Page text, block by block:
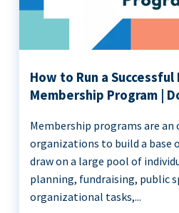
How to Run a
Membership Program |
Membership programs are
organizations to build a base
draw on a large pool of
planning, fundraising, public
organizational tasks,...